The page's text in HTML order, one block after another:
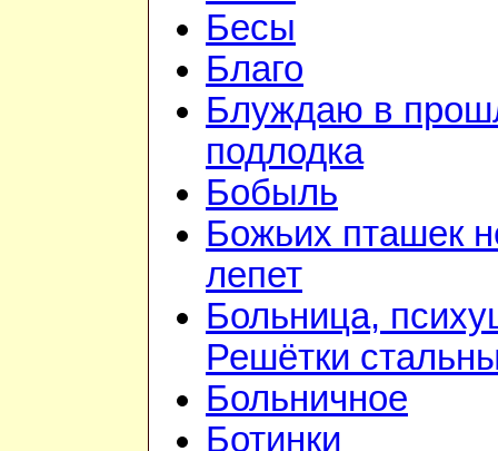
Бесы
Благо
Блуждаю в
подлодка
Бобыль
Божьих пташек
лепет
Больница,
Решётки
Больничное
Ботинки